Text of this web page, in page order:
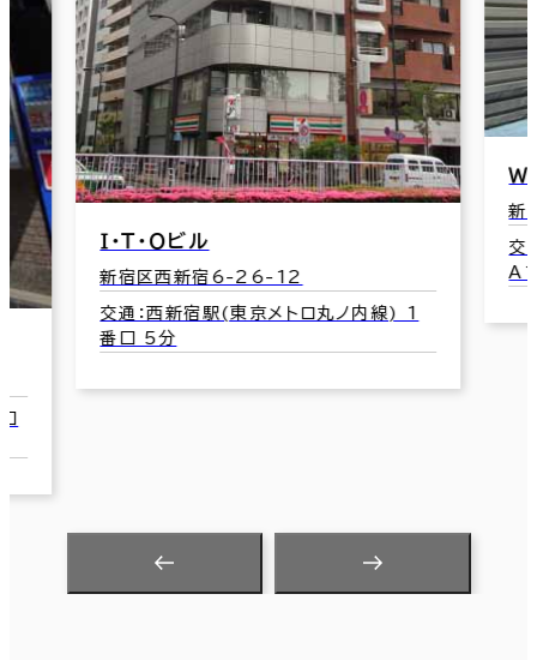
Ｉ・Ｔ・Ｏビル
新宿区西新宿6-26-12
交通：西新宿駅(東京メトロ丸ノ内線) 1
番口 5分
Ｗ
新
交